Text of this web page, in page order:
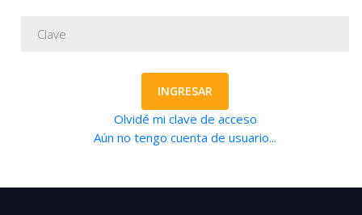
INGRESAR
Olvidé mi clave de acceso
Aún no tengo cuenta de usuario...